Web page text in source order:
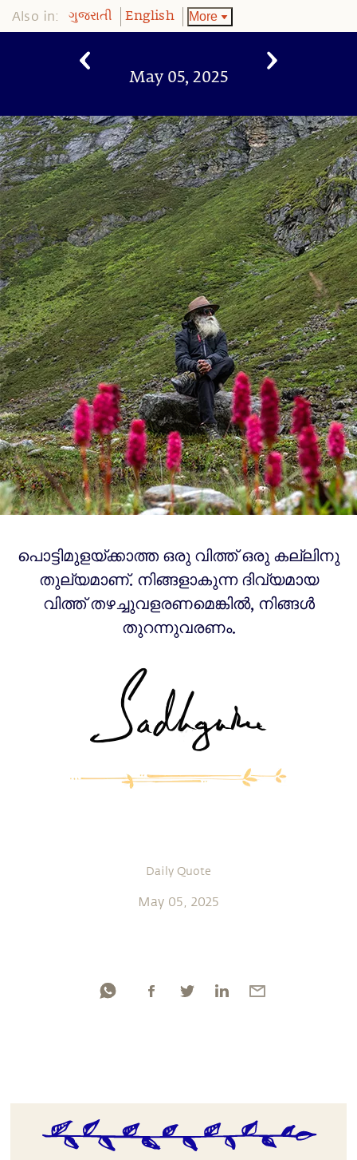
Also in: ગુજરાતી English More
May 05, 2025
പൊട്ടിമുളയ്ക്കാത്ത ഒരു വിത്ത് ഒരു കല്ലിനു
തുല്യമാണ്. നിങ്ങളാകുന്ന ദിവ്യമായ
വിത്ത് തഴച്ചുവളരണമെങ്കിൽ, നിങ്ങൾ
തുറന്നുവരണം.
Daily Quote
May 05, 2025